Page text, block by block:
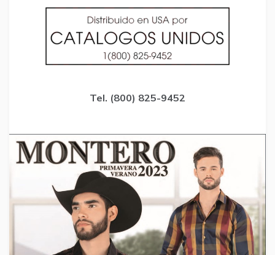
Tel. (800) 825-9452